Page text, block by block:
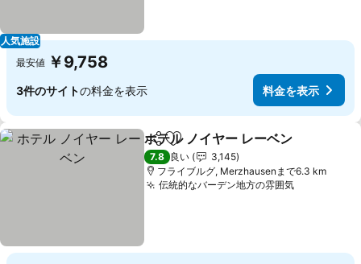
人気施設
最安値 ￥9,758
3件のサイトの料金を表示 料金を表示
シェアお気に入りに追加
ホテル ノイヤー レーベン
7.8 良い
3,145
フライブルグ, Merzhausenまで6.3 km
伝統的なバーデン地方の雰囲気料金を表示